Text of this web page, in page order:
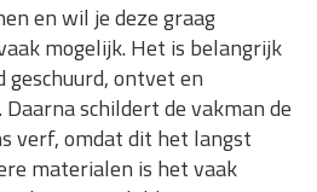
en wil je deze graag
mogelijk. Het is belangrijk
ontvet en
schildert de vakman de
verf, omdat dit het langst
materialen is het vaak